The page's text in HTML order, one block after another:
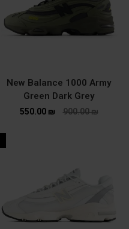
New Balance 1000 Army
Green Dark Grey
900.00₪
550.00 ₪